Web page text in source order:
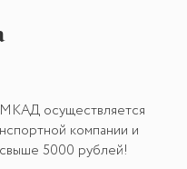
осуществляется
компании и
свыше 5000 рублей!